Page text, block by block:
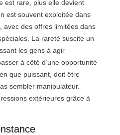
est rare, plus elle devient
est souvent exploitée dans
avec des offres limitées dans
La rareté suscite un
les gens à agir
à côté d’une opportunité
que puissant, doit être
sembler manipulateur.
extérieures grâce à